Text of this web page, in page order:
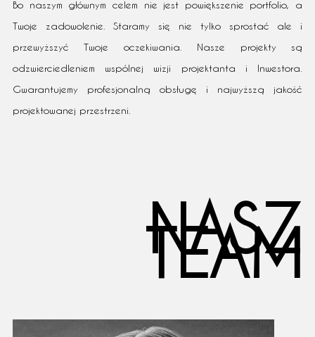
Bo naszym głównym celem nie jest powiększenie portfolio, a
Twoje zadowolenie. Staramy się nie tylko sprostać ale i
przewyższyć Twoje oczekiwania. Nasze projekty są
odzwierciedleniem wspólnej wizji projektanta i Inwestora.
Gwarantujemy profesjonalną obsługę i najwyższą jakość
projektowanej przestrzeni.
NASZ
TEAM